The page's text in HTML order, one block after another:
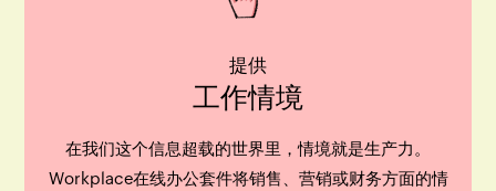
提供
工作情境
在我们这个信息超载的世界里，情境就是生产力。
Workplace在线办公套件将销售、营销或财务方面的情